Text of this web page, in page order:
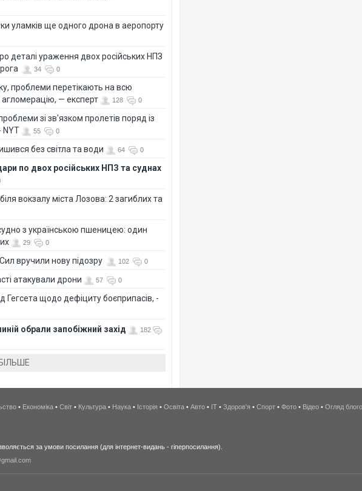
уламків ще одного дрона в аеропорту
деталі ураження двох російських НПЗ
34 0
проблеми перетікають на всю
— експерт
128 0
зі зв'язком пролетів поряд із
NYT
55 0
без світла та води 64 0
по двох російських НПЗ та суднах
вокзалу міста Лозова: 2 загиблих та
з українською пшеницею: один
29 0
вручили нову підозру 102 0
атакували дрони 57 0
Гегсета щодо дефіциту боєприпасів, -
обрали запобіжний захід
182
БІЛЬШЕ
• Економіка • Світ • Культура • Наука • Історія • Освіта • Авто • IT • Здоров'я • Спорт • Фото • Відео • Огляд
за умови посилання (для інтернет-видань - гіперпосилання).